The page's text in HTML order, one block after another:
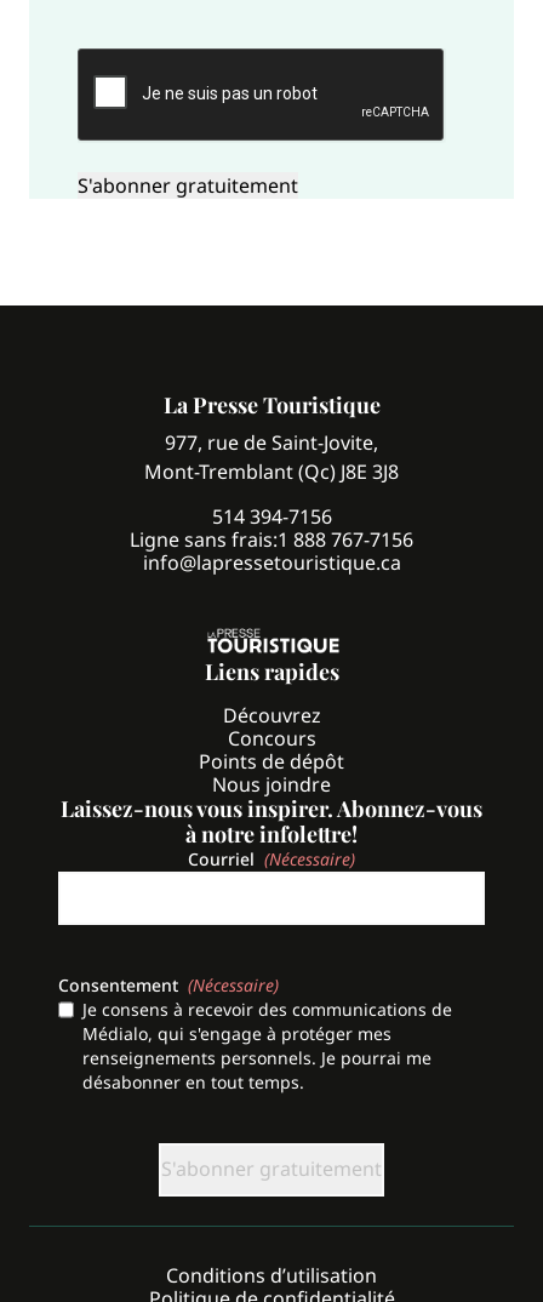
CAPTCHA
La Presse Touristique
977, rue de Saint-Jovite,
Mont-Tremblant (Qc) J8E 3J8
514 394-7156
Ligne sans frais:1 888 767-7156
info@lapressetouristique.ca
Liens rapides
Découvrez
Concours
Points de dépôt
Nous joindre
Laissez-nous vous inspirer. Abonnez-vous
à notre infolettre!
Courriel (Nécessaire)
Consentement (Nécessaire)
Je consens à recevoir des communications de
Médialo, qui s'engage à protéger mes
renseignements personnels. Je pourrai me
désabonner en tout temps.
Conditions d’utilisation